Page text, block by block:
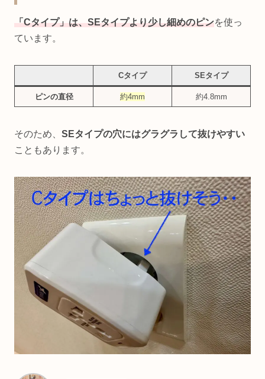
「Cタイプ」は、SEタイプより少し細めのピンを使っ
ています。
Cタイプ SEタイプ
ピンの直径 約4mm 約4.8mm
そのため、 SEタイプの穴にはグラグラして抜けやすい
こともあります。